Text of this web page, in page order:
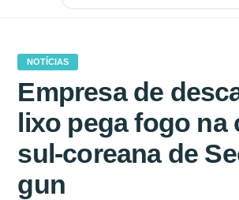
NOTÍCIAS
Empresa de
lixo pega fogo na
sul-coreana de
gun